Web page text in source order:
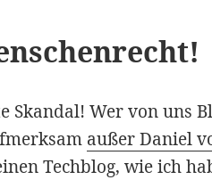
Skandal! Wer von uns
außer Daniel
Techblog, wie ich